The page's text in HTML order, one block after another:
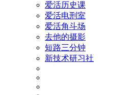
爱活历史课
爱活电刑室
爱活角斗场
去他的摄影
短路三分钟
新技术研习社